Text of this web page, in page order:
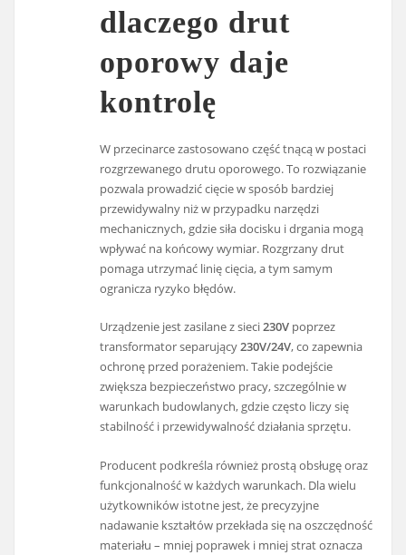
dlaczego drut
oporowy daje
kontrolę
W przecinarce zastosowano część tnącą w postaci
rozgrzewanego drutu oporowego. To rozwiązanie
pozwala prowadzić cięcie w sposób bardziej
przewidywalny niż w przypadku narzędzi
mechanicznych, gdzie siła docisku i drgania mogą
wpływać na końcowy wymiar. Rozgrzany drut
pomaga utrzymać linię cięcia, a tym samym
ogranicza ryzyko błędów.
Urządzenie jest zasilane z sieci230V poprzez
transformator separujący230V/24V, co zapewnia
ochronę przed porażeniem. Takie podejście
zwiększa bezpieczeństwo pracy, szczególnie w
warunkach budowlanych, gdzie często liczy się
stabilność i przewidywalność działania sprzętu.
Producent podkreśla również prostą obsługę oraz
funkcjonalność w każdych warunkach. Dla wielu
użytkowników istotne jest, że precyzyjne
nadawanie kształtów przekłada się na oszczędność
materiału – mniej poprawek i mniej strat oznacza